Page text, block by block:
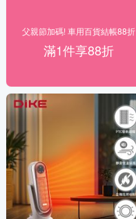
父親節加碼! 車用百貨結帳88折
滿1件享88折